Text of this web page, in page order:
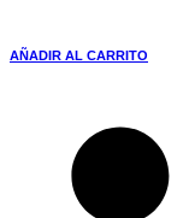
AÑADIR AL CARRITO